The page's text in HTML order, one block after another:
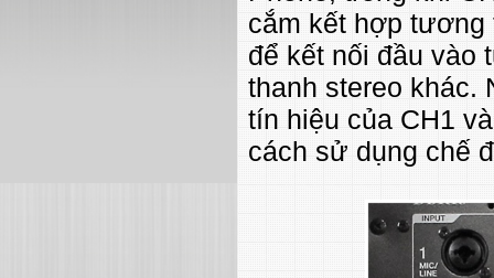
cắm kết hợp tương
để kết nối đầu vào
thanh stereo khác.
tín hiệu của CH1
cách sử dụng chế